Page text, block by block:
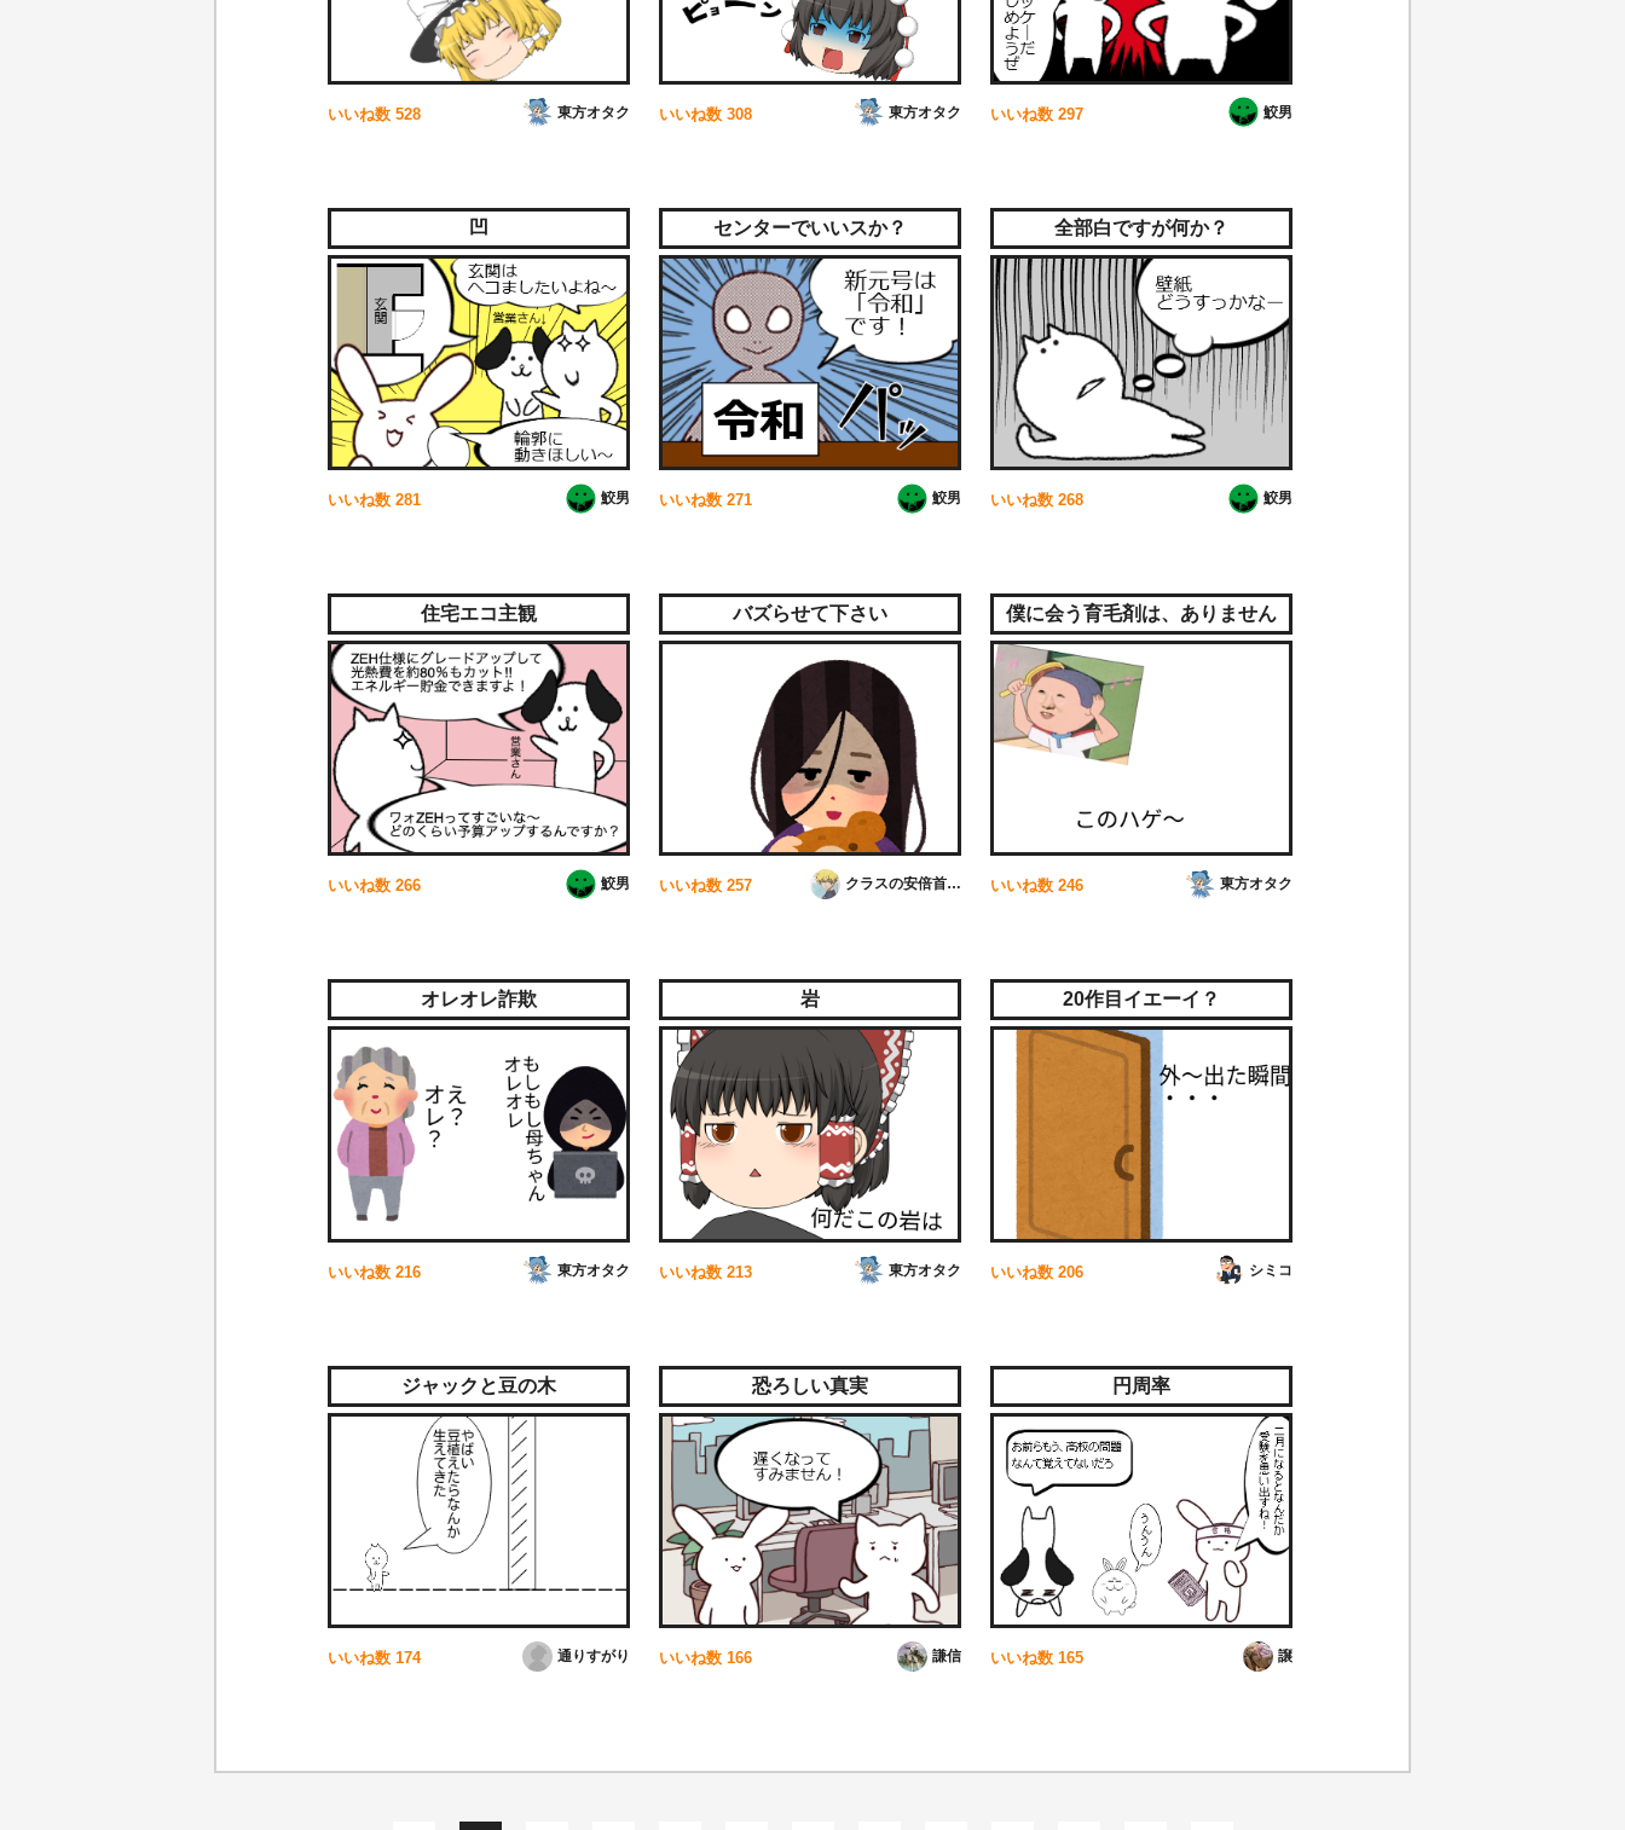
いいね数 528 東方オタク いいね数 308 東方オタク いいね数 297 鮫男
凹
いいね数 281 鮫男
センターでいいスか？
いいね数 271 鮫男
全部白ですが何か？
いいね数 268 鮫男
住宅エコ主観
いいね数 266 鮫男
バズらせて下さい
いいね数 257 クラスの安倍首相！！
僕に会う育毛剤は、ありません
か？
いいね数 246 東方オタク
オレオレ詐欺
いいね数 216 東方オタク
岩
いいね数 213 東方オタク
20作目イエーイ？
いいね数 206 シミコ
ジャックと豆の木
いいね数 174 通りすがり
恐ろしい真実
いいね数 166 謙信
円周率
いいね数 165 譲